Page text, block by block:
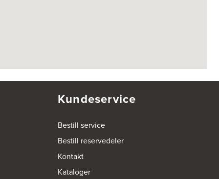
Kundeservice
Bestill service
Bestill reservedeler
Kontakt
Kataloger